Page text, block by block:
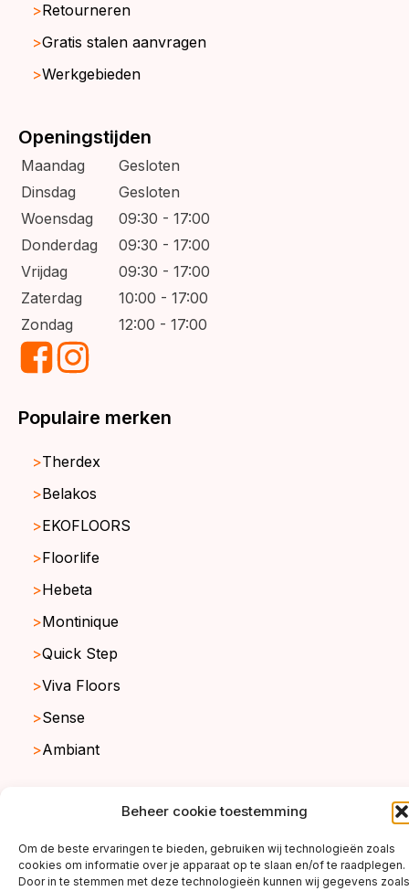
Beheer cookie toestemming
Om de beste ervaringen te bieden, gebruiken wij technologieën zoals
cookies om informatie over je apparaat op te slaan en/of te raadplegen.
Door in te stemmen met deze technologieën kunnen wij gegevens zoals
Retourneren
Gratis stalen aanvragen
Werkgebieden
Openingstijden
Maandag
Gesloten
Dinsdag
Gesloten
Woensdag
09:30 - 17:00
Donderdag
09:30 - 17:00
Vrijdag
09:30 - 17:00
Zaterdag
10:00 - 17:00
Zondag
12:00 - 17:00
Populaire merken
Therdex
Belakos
EKOFLOORS
Floorlife
Hebeta
Montinique
Quick Step
Viva Floors
Sense
Ambiant